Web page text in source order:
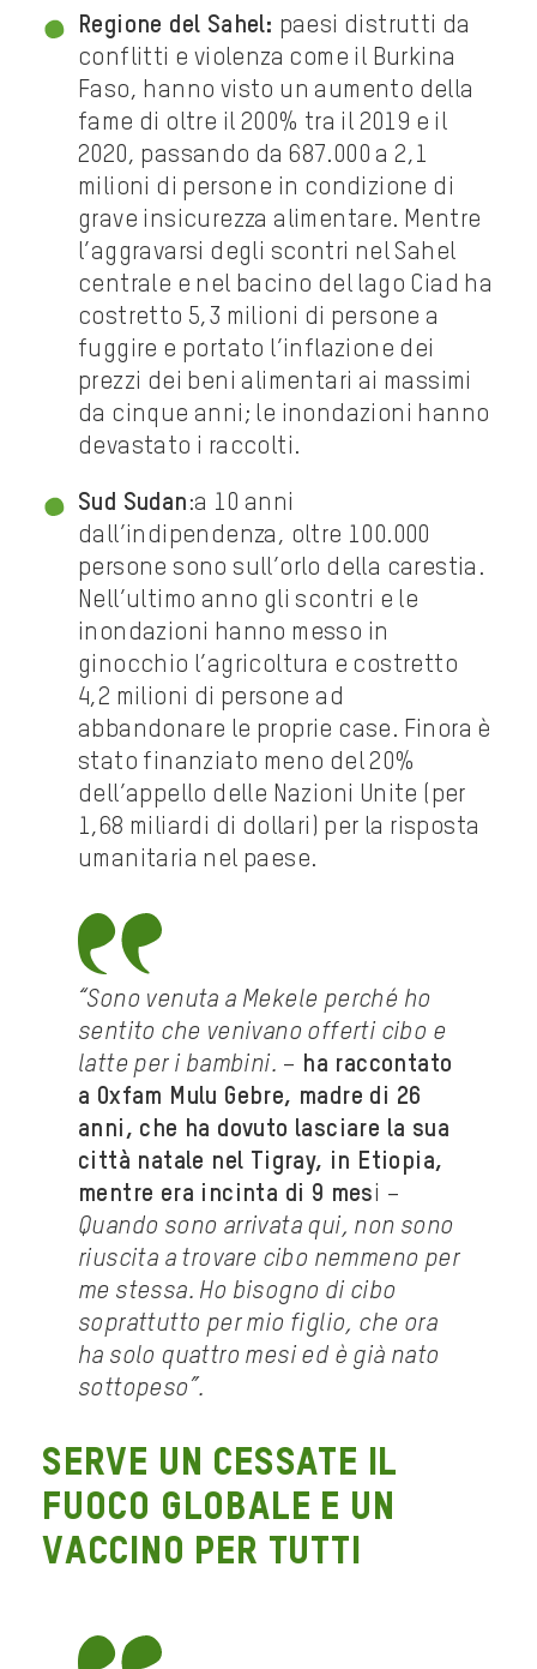
Regione del Sahel: paesi distrutti da
conflitti e violenza come il Burkina
Faso, hanno visto un aumento della
fame di oltre il 200% tra il 2019 e il
2020, passando da 687.000 a 2,1
milioni di persone in condizione di
grave insicurezza alimentare. Mentre
l’aggravarsi degli scontri nel Sahel
centrale e nel bacino del lago Ciad ha
costretto 5,3 milioni di persone a
fuggire e portato l’inflazione dei
prezzi dei beni alimentari ai massimi
da cinque anni; le inondazioni hanno
devastato i raccolti.
Sud Sudan :a 10 anni
dall’indipendenza, oltre 100.000
persone sono sull’orlo della carestia.
Nell’ultimo anno gli scontri e le
inondazioni hanno messo in
ginocchio l’agricoltura e costretto
4,2 milioni di persone ad
abbandonare le proprie case. Finora è
stato finanziato meno del 20%
dell’appello delle Nazioni Unite (per
1,68 miliardi di dollari) per la risposta
umanitaria nel paese.
“Sono venuta a Mekele perché ho
sentito che venivano offerti cibo e
latte per i bambini. – ha raccontato
a Oxfam Mulu Gebre, madre di 26
anni, che ha dovuto lasciare la sua
città natale nel Tigray, in Etiopia,
mentre era incinta di 9 mesi –
Quando sono arrivata qui, non sono
riuscita a trovare cibo nemmeno per
me stessa. Ho bisogno di cibo
soprattutto per mio figlio, che ora
ha solo quattro mesi ed è già nato
sottopeso”.
Serve un cessate il
fuoco globale e un
vaccino per tutti